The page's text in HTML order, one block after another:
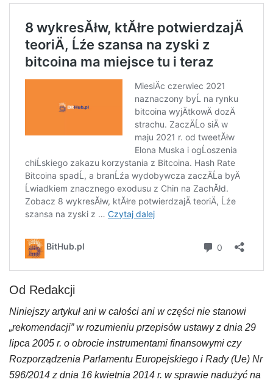
Od Redakcji
Niniejszy artykuł ani w całości ani w części nie stanowi
„rekomendacji” w rozumieniu przepisów ustawy z dnia 29
lipca 2005 r. o obrocie instrumentami finansowymi czy
Rozporządzenia Parlamentu Europejskiego i Rady (Ue) Nr
596/2014 z dnia 16 kwietnia 2014 r. w sprawie nadużyć na